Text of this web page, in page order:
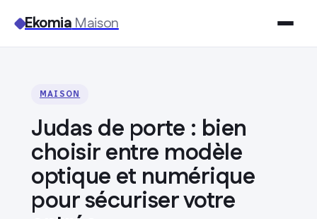
EkomiaMaison
Jardinage
Immobilier
MAISON
Judas de porte : bien
choisir entre modèle
optique et numérique
pour sécuriser votre